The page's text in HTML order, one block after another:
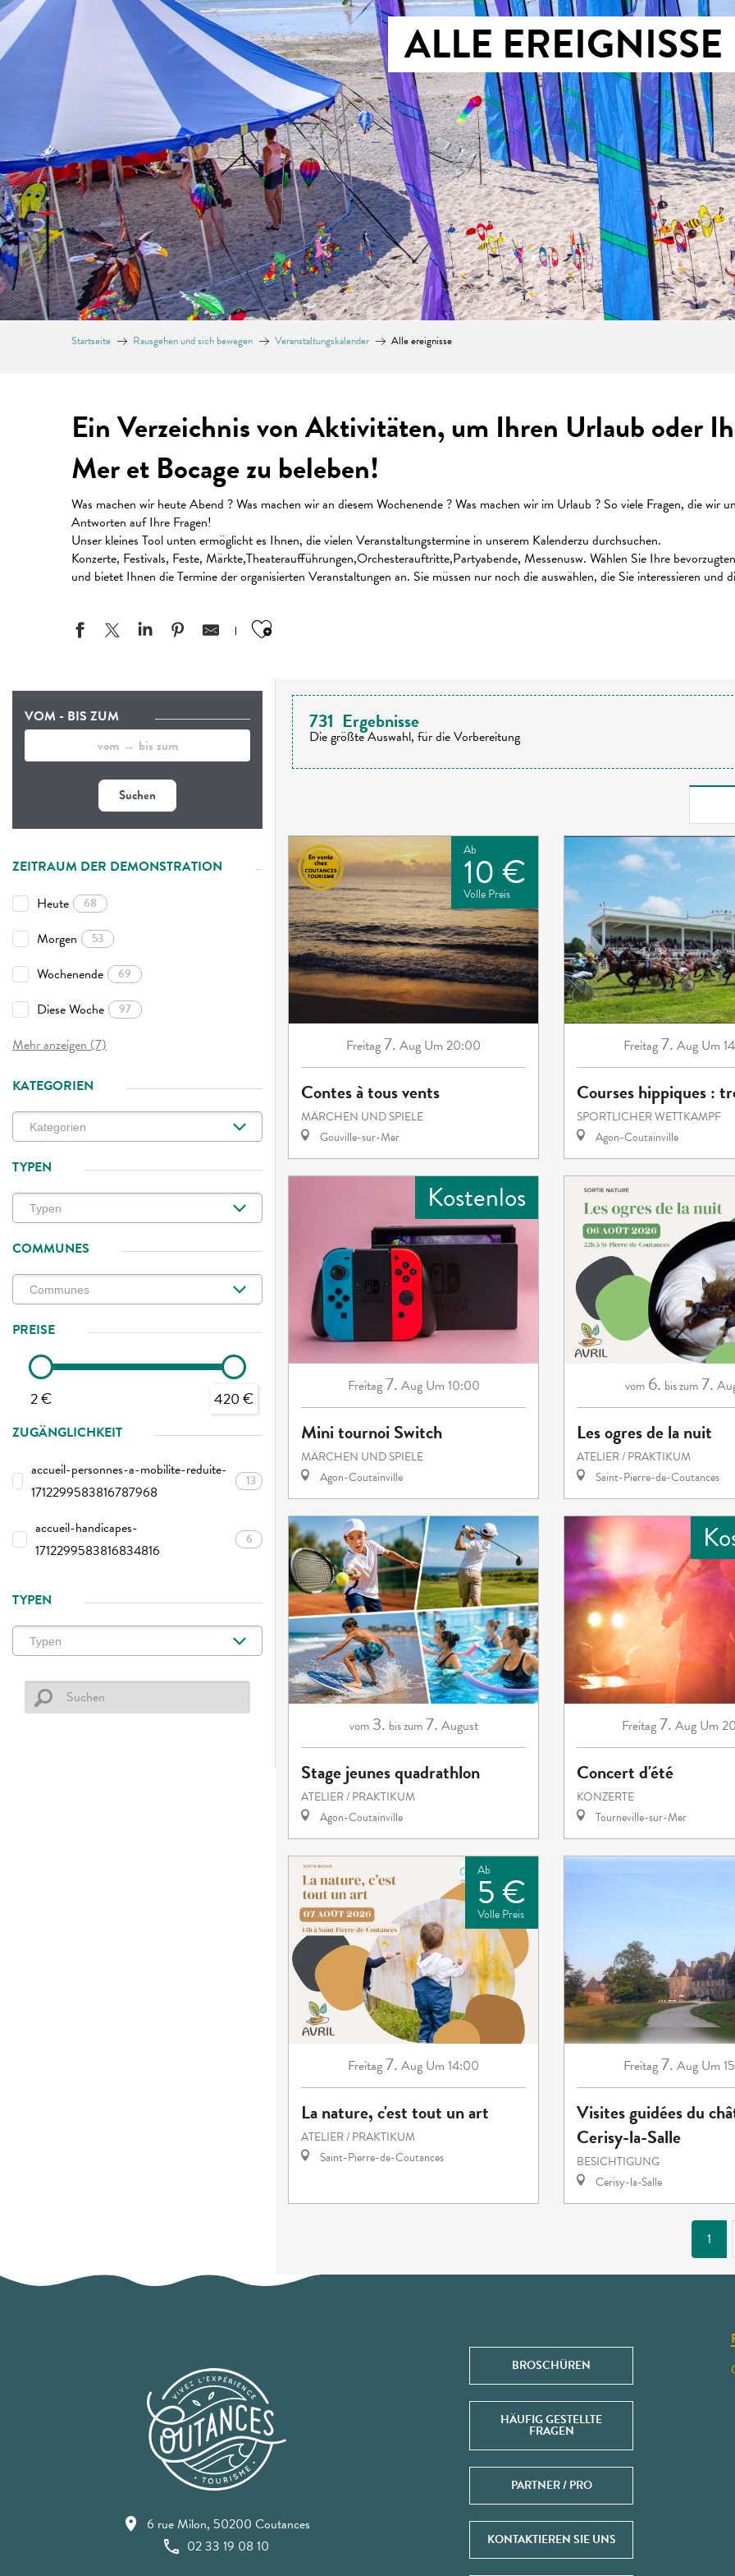
ALLE EREIGNISSE
Startseite Rausgehen und sich bewegen Veranstaltungskalender Alle ereignisse
Ein Verzeichnis von Aktivitäten, um Ihren Urlaub oder
Mer et Bocage zu beleben!
Was machen wir heute Abend ? Was machen wir an diesem Wochenende ? Was machen wir im Urlaub ? So viele Fragen, die wir
Antworten auf Ihre Fragen!
Unser kleines Tool unten ermöglicht es Ihnen, die vielen Veranstaltungstermine in unserem Kalenderzu durchsuchen.
Konzerte, Festivals, Feste, Märkte,Theateraufführungen,Orchesterauftritte,Partyabende, Messenusw. Wählen Sie Ihre
und bietet Ihnen die Termine der organisierten Veranstaltungen an. Sie müssen nur noch die auswählen, die Sie interessieren und
Ajouter aux favoris
VOM - BIS ZUM
Suchen
ZEITRAUM DER DEMONSTRATION
Heute
68
Morgen 53
Wochenende 69
Diese Woche 97
Mehr anzeigen (7)
KATEGORIEN
TYPEN
COMMUNES
PREISE
2 € 420 €
ZUGÄNGLICHKEIT
accueil-personnes-a-mobilite-reduite-
1712299583816787968
13
accueil-handicapes-
1712299583816834816
6
TYPEN
731 Ergebnisse
Die größte Auswahl, für die Vorbereitung
Ab
10 €
Volle Preis
Freitag7. Aug Um 20:00
Contes à tous vents
MÄRCHEN UND SPIELE
Gouville-sur-Mer
Freitag7. Aug Um
Courses hippiques :
SPORTLICHER WETTKAMPF
Agon-Coutainville
Kostenlos
Freitag7. Aug Um 10:00
Mini tournoi Switch
MÄRCHEN UND SPIELE
Agon-Coutainville
vom 6. bis zum 7.
Les ogres de la nuit
ATELIER / PRAKTIKUM
Saint-Pierre-de-Coutances
vom 3. bis zum 7. August
Stage jeunes quadrathlon
ATELIER / PRAKTIKUM
Agon-Coutainville
Freitag7. Aug Um
Concert d'été
KONZERTE
Tourneville-sur-Mer
Ab
5 €
Volle Preis
Freitag7. Aug Um 14:00
La nature, c'est tout un art
ATELIER / PRAKTIKUM
Saint-Pierre-de-Coutances
Freitag7. Aug Um
Visites guidées du
Cerisy-la-Salle
BESICHTIGUNG
Cerisy-la-Salle
1
6 rue Milon, 50200 Coutances
02 33 19 08 10
BROSCHÜREN
HÄUFIG GESTELLTE
FRAGEN
PARTNER / PRO
KONTAKTIEREN SIE UNS